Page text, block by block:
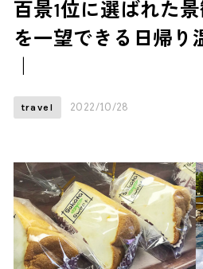
百景1位に選ばれた
を一望できる日帰り
travel 2022/10/28